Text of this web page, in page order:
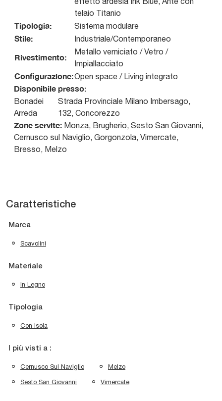
telaio Titanio
Tipologia: Sistema modulare
Stile: Industriale/Contemporaneo
Rivestimento:
Metallo verniciato / Vetro /
Impiallacciato
Configurazione:Open space / Living integrato
Disponibile presso:
Bonadei
Arreda
Strada Provinciale Milano Imbersago,
132, Concorezzo
Zone servite: Monza, Brugherio, Sesto San Giovanni,
Cernusco sul Naviglio, Gorgonzola, Vimercate,
Bresso, Melzo
Caratteristiche
Marca
Scavolini
Materiale
In Legno
Tipologia
Con Isola
I più visti a :
Cernusco Sul Naviglio Melzo
Sesto San Giovanni Vimercate